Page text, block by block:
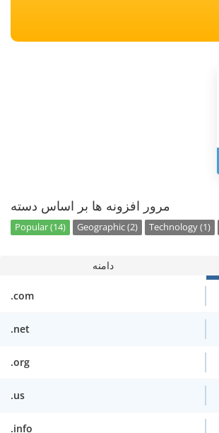
مرور افزونه ها بر اساس دسته
Popular (14) Geographic (2) Technology (1)
دامنه
.com
.net
.org
.us
.info